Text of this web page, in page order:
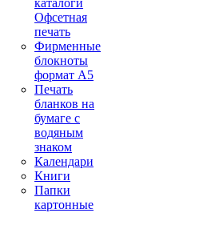
Офсетная
печать
Фирменные
блокноты
формат А5
Печать
бланков на
бумаге с
водяным
знаком
Календари
Книги
Папки
картонные